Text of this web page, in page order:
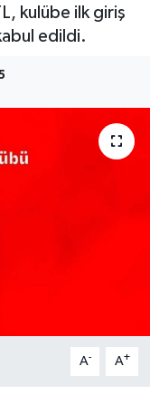
kulübe ilk giriş
edildi.
A- A+